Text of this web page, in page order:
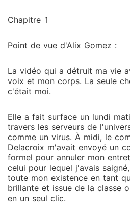
Chapitre 1
Point de vue d'Alix Gomez :
La vidéo qui a détruit ma vie
voix et mon corps. La seule
c'était moi.
Elle a fait surface un lundi
travers les serveurs de
comme un virus. À midi, le
Delacroix m'avait envoyé un
formel pour annuler mon
celui pour lequel j'avais
toute mon existence en tant
brillante et issue de la classe
en un seul clic.